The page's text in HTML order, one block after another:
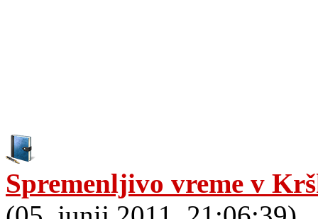
Spremenljivo vreme v